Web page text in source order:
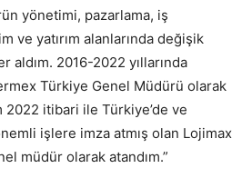
yönetimi, pazarlama, iş
ve yatırım alanlarında değişik
aldım. 2016-2022 yıllarında
Türkiye Genel Müdürü olarak
2022 itibari ile Türkiye’de ve
işlere imza atmış olan Lojimax
müdür olarak atandım.”